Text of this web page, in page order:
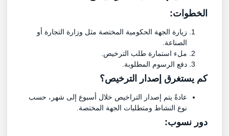
الخطوات:
زيارة الجهة الحكومية المختصة مثل وزارة التجارة أو
الصناعة.
ملء استمارة طلب الترخيص.
دفع الرسوم المطلوبة.
كم يستغرق إصدار الترخيص؟
عادةً يتم إصدار التراخيص خلال أسبوع إلى شهر، حسب
نوع النشاط ومتطلبات الجهة المختصة.
دور نسوب: